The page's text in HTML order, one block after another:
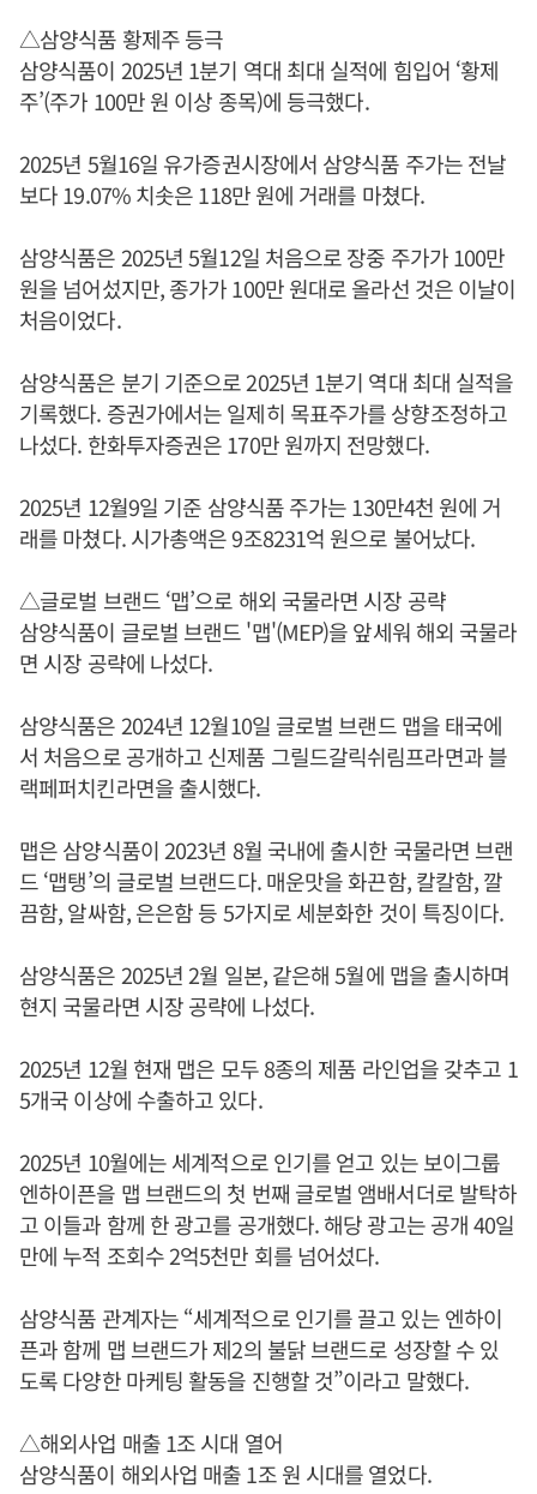
△삼양식품 황제주 등극
삼양식품이 2025년 1분기 역대 최대 실적에 힘입어 ‘황제
주’(주가 100만 원 이상 종목)에 등극했다.
2025년 5월16일 유가증권시장에서 삼양식품 주가는 전날
보다 19.07% 치솟은 118만 원에 거래를 마쳤다.
삼양식품은 2025년 5월12일 처음으로 장중 주가가 100만
원을 넘어섰지만, 종가가 100만 원대로 올라선 것은 이날이
처음이었다.
삼양식품은 분기 기준으로 2025년 1분기 역대 최대 실적을
기록했다. 증권가에서는 일제히 목표주가를 상향조정하고
나섰다. 한화투자증권은 170만 원까지 전망했다.
2025년 12월9일 기준 삼양식품 주가는 130만4천 원에 거
래를 마쳤다. 시가총액은 9조8231억 원으로 불어났다.
△글로벌 브랜드 ‘맵’으로 해외 국물라면 시장 공략
삼양식품이 글로벌 브랜드 '맵'(MEP)을 앞세워 해외 국물라
면 시장 공략에 나섰다.
삼양식품은 2024년 12월10일 글로벌 브랜드 맵을 태국에
서 처음으로 공개하고 신제품 그릴드갈릭쉬림프라면과 블
랙페퍼치킨라면을 출시했다.
맵은 삼양식품이 2023년 8월 국내에 출시한 국물라면 브랜
드 ‘맵탱’의 글로벌 브랜드다. 매운맛을 화끈함, 칼칼함, 깔
끔함, 알싸함, 은은함 등 5가지로 세분화한 것이 특징이다.
삼양식품은 2025년 2월 일본, 같은해 5월에 맵을 출시하며
현지 국물라면 시장 공략에 나섰다.
2025년 12월 현재 맵은 모두 8종의 제품 라인업을 갖추고 1
5개국 이상에 수출하고 있다.
2025년 10월에는 세계적으로 인기를 얻고 있는 보이그룹
엔하이픈을 맵 브랜드의 첫 번째 글로벌 앰배서더로 발탁하
고 이들과 함께 한 광고를 공개했다. 해당 광고는 공개 40일
만에 누적 조회수 2억5천만 회를 넘어섰다.
삼양식품 관계자는 “세계적으로 인기를 끌고 있는 엔하이
픈과 함께 맵 브랜드가 제2의 불닭 브랜드로 성장할 수 있
도록 다양한 마케팅 활동을 진행할 것”이라고 말했다.
△해외사업 매출 1조 시대 열어
삼양식품이 해외사업 매출 1조 원 시대를 열었다.